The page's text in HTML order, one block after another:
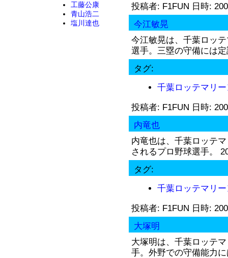
工藤公康
青山浩二
塩川達也
投稿者: F1FUN 日時:
今江敏晃
今江敏晃は、千葉ロッ
選手。三塁の守備には
タグ:
千葉ロッテマリ
投稿者: F1FUN 日時:
内竜也
内竜也は、千葉ロッテ
されるプロ野球選手。
タグ:
千葉ロッテマリ
投稿者: F1FUN 日時:
大塚明
大塚明は、千葉ロッテ
手。外野での守備能力